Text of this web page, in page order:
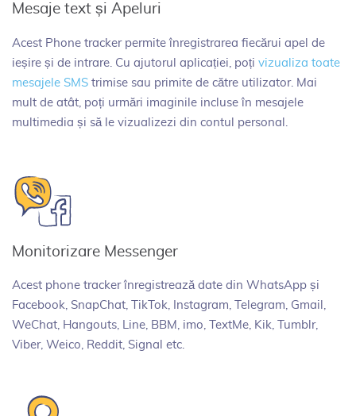
Mesaje text și Apeluri
Acest Phone tracker permite înregistrarea fiecărui apel de
ieșire și de intrare. Cu ajutorul aplicației, poți vizualiza toate
mesajele SMS trimise sau primite de către utilizator. Mai
mult de atât, poți urmări imaginile incluse în mesajele
multimedia și să le vizualizezi din contul personal.
Monitorizare Messenger
Acest phone tracker înregistrează date din WhatsApp și
Facebook, SnapChat, TikTok, Instagram, Telegram, Gmail,
WeChat, Hangouts, Line, BBM, imo, TextMe, Kik, Tumblr,
Viber, Weico, Reddit, Signal etc.